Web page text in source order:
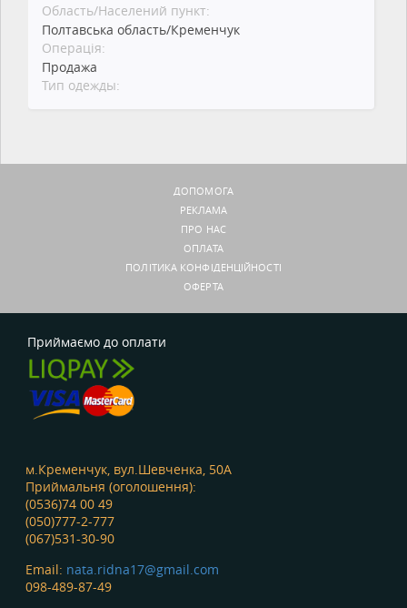
Область/Населений пункт:
Полтавська область/Кременчук
Операція:
Продажа
Тип одежды:
ДОПОМОГА
РЕКЛАМА
ПРО НАС
ОПЛАТА
ПОЛІТИКА КОНФІДЕНЦІЙНОСТІ
ОФЕРТА
Приймаємо до оплати
м.Кременчук, вул.Шевченка, 50А
Приймальня (оголошення):
(0536)74 00 49
(050)777-2-777
(067)531-30-90
Email: nata.ridna17@gmail.com
098-489-87-49